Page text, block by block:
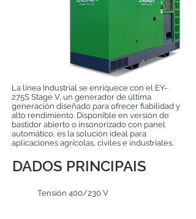
La línea Industrial se enriquece con el EY-
275S Stage V, un generador de última
generación diseñado para ofrecer fiabilidad y
alto rendimiento. Disponible en versión de
bastidor abierto o insonorizado con panel
automático, es la solución ideal para
aplicaciones agrícolas, civiles e industriales.
DADOS PRINCIPAIS
Tensión 400/230 V